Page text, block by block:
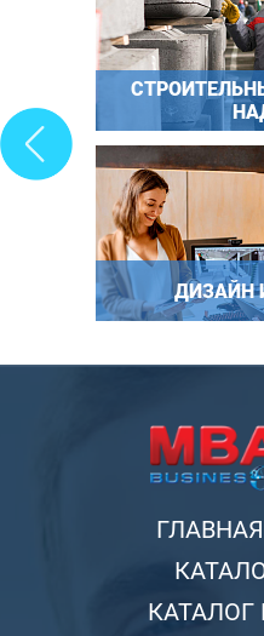
ДИЗАЙН